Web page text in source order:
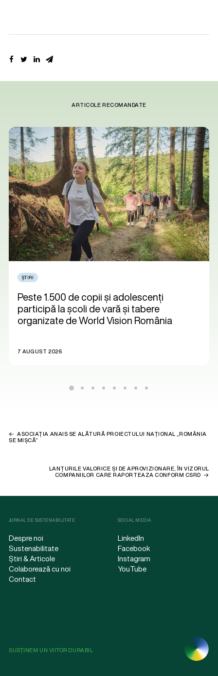
ARTICOLE RECOMANDATE
ȘTIRI
Peste 1.500 de copii și adolescenți
participă la școli de vară și tabere
organizate de World Vision România
7 AUGUST 2026
ASOCIAȚIA ANAIS SE ALĂTURĂ PROIECTULUI NAȚIONAL „ROMÂNIA
SE MIȘCĂ”
LANȚURILE VALORICE ȘI DE APROVIZIONARE, ÎN VIZORUL
COMPANIILOR CARE RAPORTEAZA CONFORM CSRD
JURNAL DE SUSTENABILITATE
Despre noi
Sustenabilitate
Știri & Articole
Colaborează cu noi
Contact
SOCIAL MEDIA
LinkedIn
Facebook
Instagram
YouTube
SUSȚINEM UN VIITOR DURABIL